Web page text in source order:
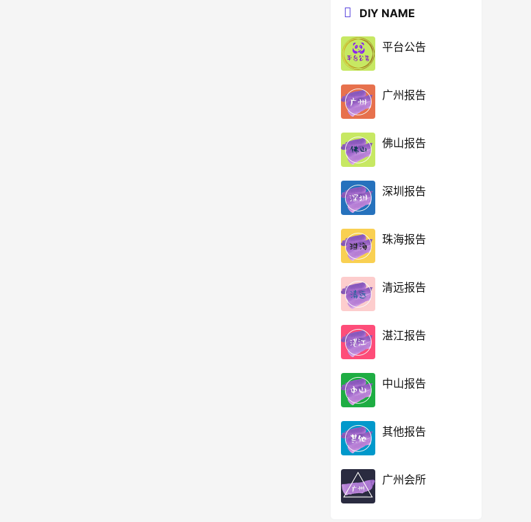
DIY NAME
平台公告
广州报告
佛山报告
深圳报告
珠海报告
清远报告
湛江报告
中山报告
其他报告
广州会所